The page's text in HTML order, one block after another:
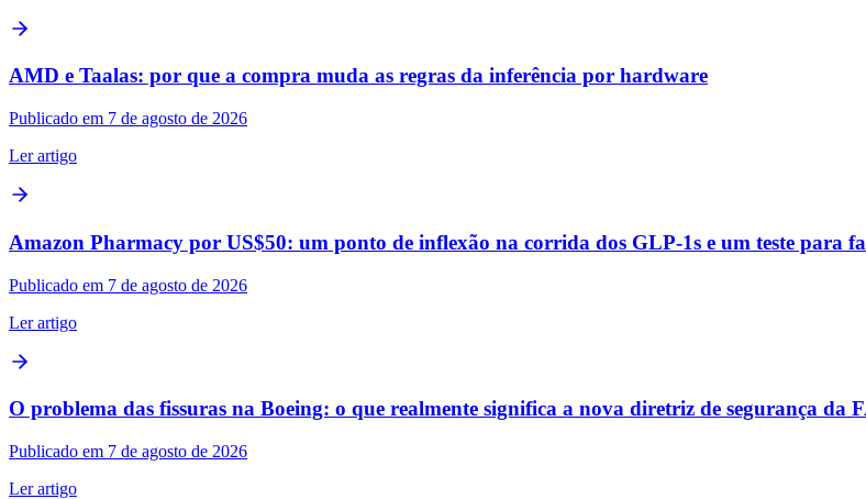
AMD e Taalas: por que a compra muda as regras da inferência por hardware
Publicado em 7 de agosto de 2026
Ler artigo
Amazon Pharmacy por US$50: um ponto de inflexão na corrida dos GLP‑1s e um teste para
Publicado em 7 de agosto de 2026
Ler artigo
O problema das fissuras na Boeing: o que realmente significa a nova diretriz de segurança da
Publicado em 7 de agosto de 2026
Ler artigo